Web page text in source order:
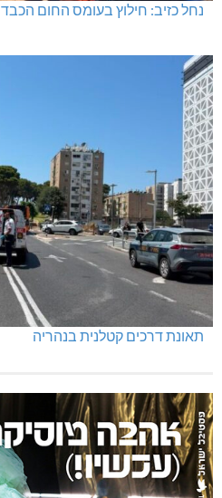
נחל כזיב: חילוץ בעומס החום הכבד
תאונת דרכים קטלנית בנהריה